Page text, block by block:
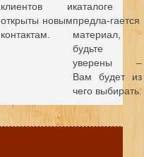
клиентов и
открыты новым
контактам.
каталоге
предла-гается
материал,
будьте
уверены –
Вам будет из
чего выбирать.